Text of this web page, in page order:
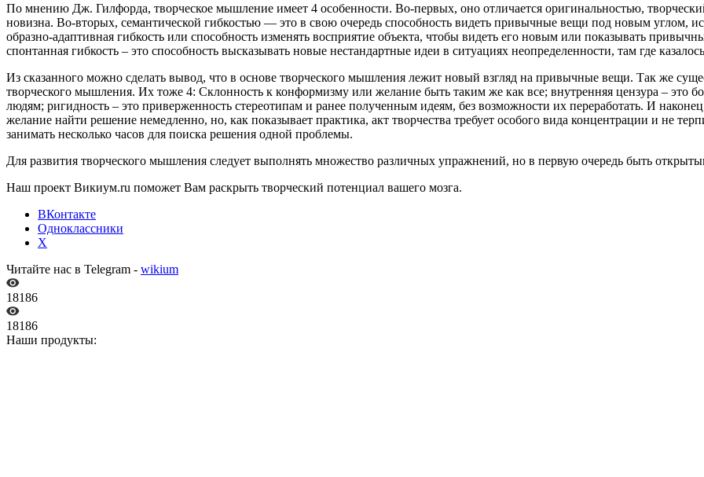
По мнению Дж. Гилфорда, творческое мышление имеет 4 особенности. Во-первых, оно отличается оригинальностью,
новизна. Во-вторых, семантической гибкостью — это в свою очередь способность видеть привычные вещи под новым углом,
образно-адаптивная гибкость или способность изменять восприятие объекта, чтобы видеть его новым или показывать
спонтанная гибкость – это способность высказывать новые нестандартные идеи в ситуациях неопределенности, там где
Из сказанного можно сделать вывод, что в основе творческого мышления лежит новый взгляд на привычные вещи. Так же
творческого мышления. Их тоже 4: Склонность к конформизму или желание быть таким же как все; внутренняя цензура – это
людям; ригидность – это приверженность стереотипам и ранее полученным идеям, без возможности их переработать. И
желание найти решение немедленно, но, как показывает практика, акт творчества требует особого вида концентрации и не
занимать несколько часов для поиска решения одной проблемы.
Для развития творческого мышления следует выполнять множество различных упражнений, но в первую очередь быть
Наш проект Викиум.ru поможет Вам раскрыть творческий потенциал вашего мозга.
ВКонтакте
Одноклассники
X
Читайте нас в Telegram - wikium
18186
18186
Наши продукты: